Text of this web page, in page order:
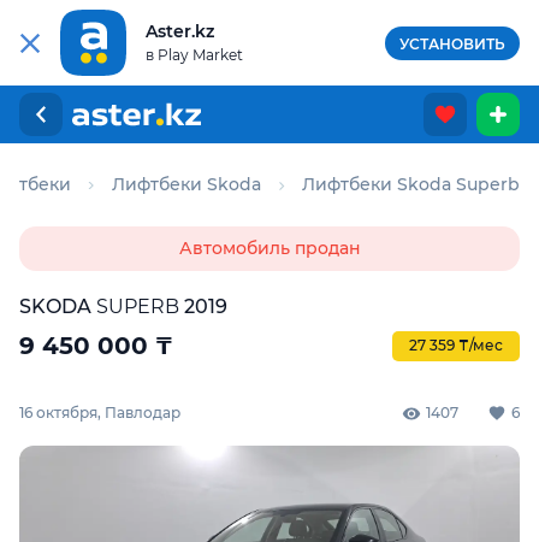
Aster.kz
в Play Market
УСТАНОВИТЬ
Лифтбеки Skoda Лифтбеки Skoda Superb
Автомобиль продан
SKODA SUPERB 2019
9 450 000 ₸ 27 359 ₸/мес
16 октября, Павлодар 1407 6
Для этого авто доступен отчёт Aster Check